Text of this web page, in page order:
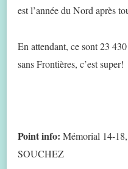
est l’année du Nord après
En attendant, ce sont 23
sans Frontières, c’est super!
Point info: Mémorial 14-
SOUCHEZ